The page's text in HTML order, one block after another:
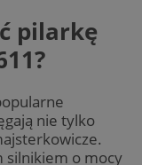
pilarkę
nie tylko
silnikiem o mocy